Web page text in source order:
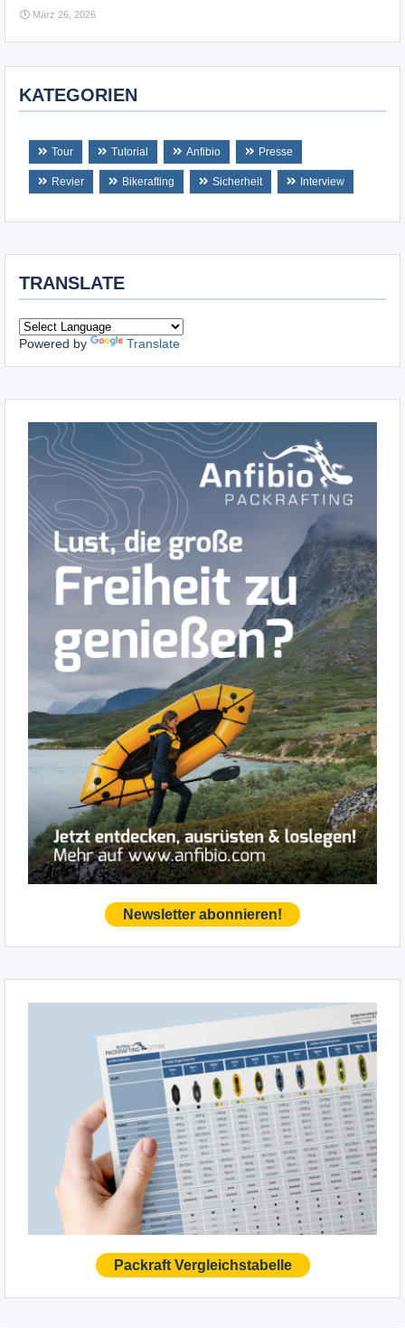
März 26, 2026
KATEGORIEN
Tour Tutorial Anfibio Presse
Revier Bikerafting Sicherheit Interview
TRANSLATE
Powered by Translate
Newsletter abonnieren!
Packraft Vergleichstabelle